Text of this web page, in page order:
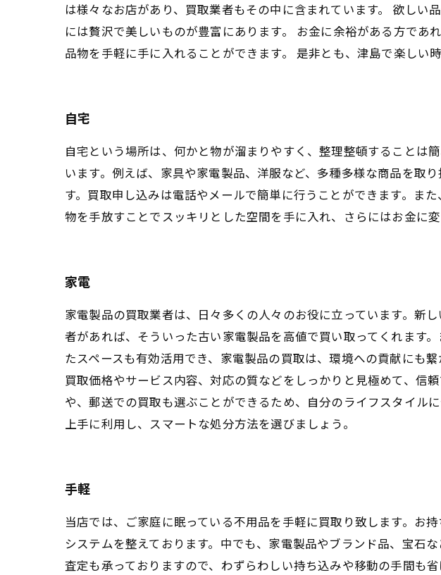
は様々なお店があり、買取業者もその中に含まれています。 欲し
には贅沢で美しいものが豊富にあります。 お金に余裕がある方で
品物を手軽に手に入れることができます。 是非とも、津島で楽しい
自宅
自宅という場所は、何かと物が溜まりやすく、整理整頓することは
います。例えば、家具や家電製品、洋服など、多種多様な商品を取
す。買取申し込みは電話やメールで簡単に行うことができます。ま
物を手放すことでスッキリとした空間を手に入れ、さらにはお金に
家電
家電製品の買取業者は、日々多くの人々のお役に立っています。新
者があれば、そういった古い家電製品を高値で買い取ってくれます
たスペースも有効活用でき、家電製品の買取は、環境への貢献にも
買取価格やサービス内容、対応の質などをしっかりと見極めて、信
や、郵送での買取も選ぶことができるため、自分のライフスタイル
上手に利用し、スマートな処分方法を選びましょう。
手軽
当店では、ご家庭に眠っている不用品を手軽に買取り致します。お
システムを整えております。中でも、家電製品やブランド品、宝石
査定も承っておりますので、わずらわしい持ち込みや移動の手間も